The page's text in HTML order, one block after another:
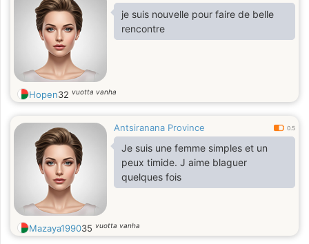
je suis nouvelle pour faire de belle
rencontre
Hopen32 vuotta vanha
Antsiranana Province 0.5
Je suis une femme simples et un
peux timide. J aime blaguer
quelques fois
Mazaya199035 vuotta vanha